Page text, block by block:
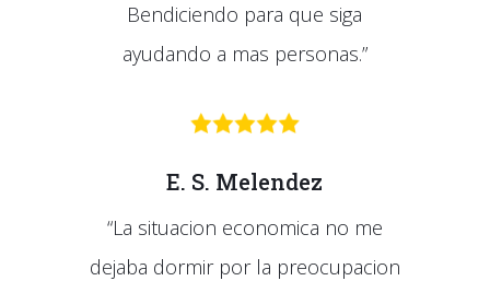
Bendiciendo para que siga
ayudando a mas personas.”
E. S. Melendez
“La situacion economica no me
dejaba dormir por la preocupacion